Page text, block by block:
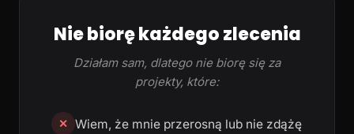
Nie biorę każdego zlecenia
Działam sam, dlatego nie biorę się za
projekty, które:
✕ Wiem, że mnie przerosną lub nie zdążę